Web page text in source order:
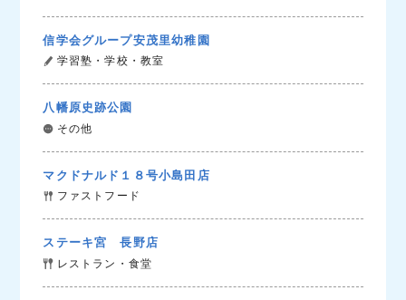
信学会グループ安茂里幼稚園
学習塾・学校・教室
八幡原史跡公園
その他
マクドナルド１８号小島田店
ファストフード
ステーキ宮 長野店
レストラン・食堂